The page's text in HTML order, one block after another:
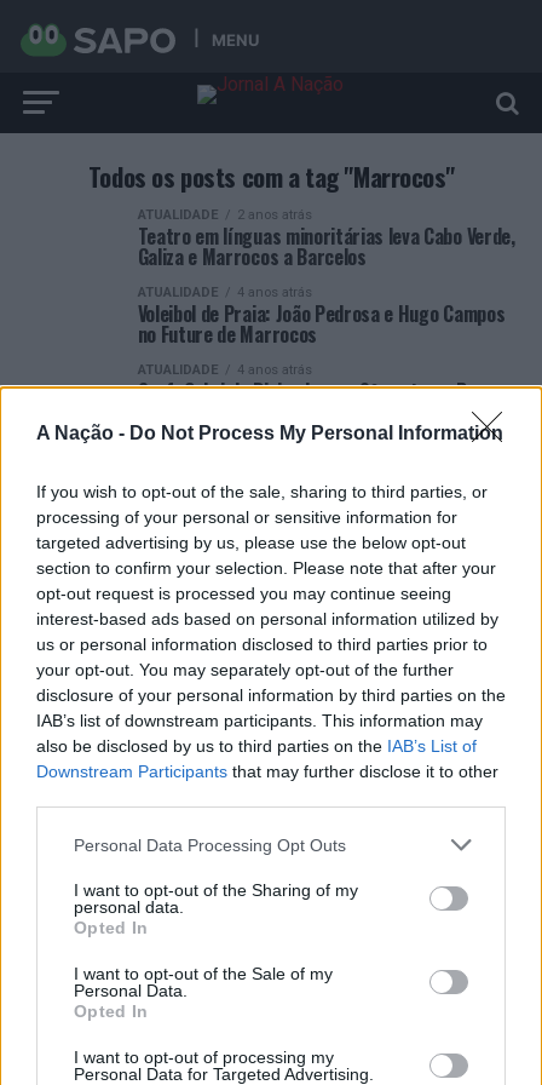
A Nação - Do Not Process My Personal Information
If you wish to opt-out of the sale, sharing to third parties, or
processing of your personal or sensitive information for
targeted advertising by us, please use the below opt-out
section to confirm your selection. Please note that after your
opt-out request is processed you may continue seeing
interest-based ads based on personal information utilized by
us or personal information disclosed to third parties prior to
your opt-out. You may separately opt-out of the further
disclosure of your personal information by third parties on the
IAB’s list of downstream participants. This information may
also be disclosed by us to third parties on the IAB’s List of
Downstream Participants that may further disclose it to other
Personal Data Processing Opt Outs
I want to opt-out of the Sharing of my
personal data.
Opted In
I want to opt-out of the Sale of my
Personal Data.
Opted In
I want to opt-out of processing my
Personal Data for Targeted Advertising.
MENU
Todos os posts com a tag "Marrocos"
ATUALIDADE 2 anos atrás
Teatro em línguas minoritárias leva Cabo Verde,
Galiza e Marrocos a Barcelos
ATUALIDADE 4 anos atrás
Voleibol de Praia: João Pedrosa e Hugo Campos
no Future de Marrocos
ATUALIDADE 4 anos atrás
Surf: Gabriela Dinis alcança 3º posto no Pro
ARTIGOS RECENTES
Covilhã: Especialista aponta investimento estrangeiro e
valorização imobiliária como motores do crescimento da
Beira Interior
Rio de Janeiro: Governo do Estado propõe parceria com a
FUNCEX para “reforçar inteligência sobre comércio
Esposende acolhe festival de kitesurf
Cinco projetos de Cascais finalistas em iniciativa europeia
EMEC celebra a conclusão de mais um Curso de
Educação e Formação de Adultos na Escola de Tecnologia
e Gestão de Barcelos